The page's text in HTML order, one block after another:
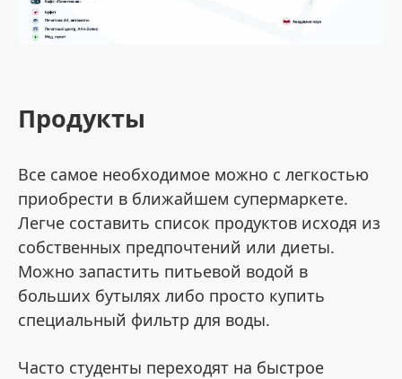
Продукты
Все самое необходимое можно с легкостью
приобрести в ближайшем супермаркете.
Легче составить список продуктов исходя из
собственных предпочтений или диеты.
Можно запастить питьевой водой в
больших бутылях либо просто купить
специальный фильтр для воды.
Часто студенты переходят на быстрое